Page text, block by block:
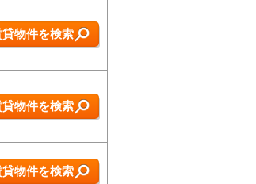
貸物件を検索
貸物件を検索
貸物件を検索